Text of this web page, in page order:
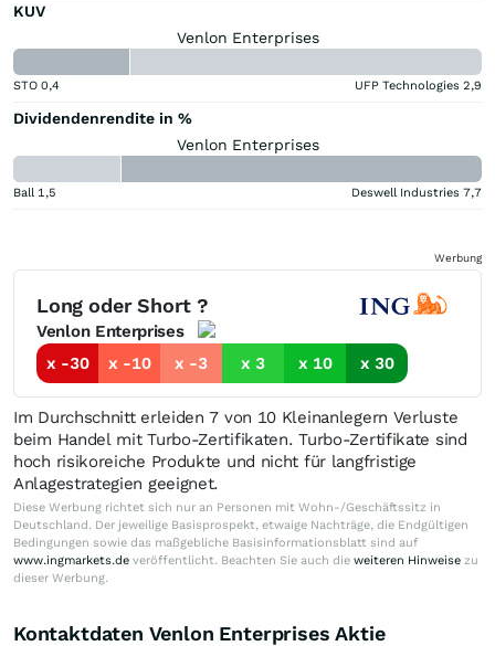
KUV
Venlon Enterprises
STO 0,4 UFP Technologies 2,9
Dividendenrendite in %
Venlon Enterprises
Ball 1,5 Deswell Industries 7,7
Werbung
Long oder Short ?
Venlon Enterprises
x -30
x -10 x -3 x 3 x 10 x 30
Im Durchschnitt erleiden 7 von 10 Kleinanlegern Verluste
beim Handel mit Turbo-Zertifikaten. Turbo-Zertifikate sind
hoch risikoreiche Produkte und nicht für langfristige
Anlagestrategien geeignet.
Diese Werbung richtet sich nur an Personen mit Wohn-/Geschäftssitz in
Deutschland. Der jeweilige Basisprospekt, etwaige Nachträge, die Endgültigen
Bedingungen sowie das maßgebliche Basisinformationsblatt sind auf
www.ingmarkets.de veröffentlicht. Beachten Sie auch die weiteren Hinweise zu
dieser Werbung.
Kontaktdaten Venlon Enterprises Aktie